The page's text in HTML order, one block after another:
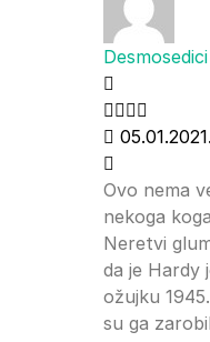
Desmosedici
Ovo nema
nekoga
Neretvi
da je Hardy
ožujku
su ga